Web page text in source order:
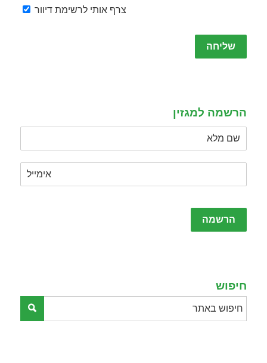
צרף אותי לרשימת דיוור
Please
leave
הרשמה למגזין
Please
leave
חיפוש